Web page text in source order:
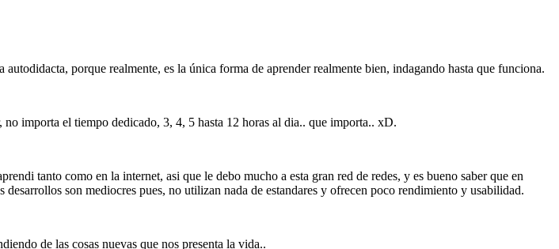
porque realmente, es la única forma de aprender realmente bien, indagando hasta que funciona.
importa el tiempo dedicado, 3, 4, 5 hasta 12 horas al dia.. que importa.. xD.
tanto como en la internet, asi que le debo mucho a esta gran red de redes, y es bueno saber que en
son mediocres pues, no utilizan nada de estandares y ofrecen poco rendimiento y usabilidad.
de las cosas nuevas que nos presenta la vida..